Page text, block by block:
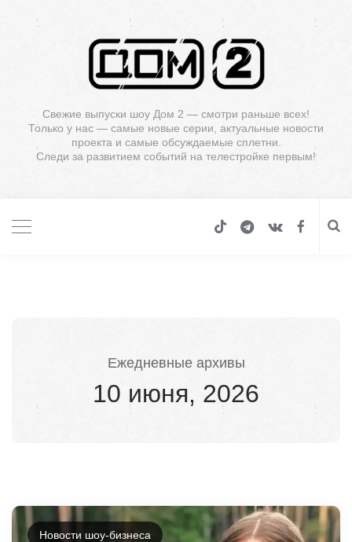
Свежие выпуски шоу Дом 2 — смотри раньше всех!
Только у нас — самые новые серии, актуальные новости
проекта и самые обсуждаемые сплетни.
Следи за развитием событий на телестройке первым!
Ежедневные архивы
10 июня, 2026
Новости шоу-бизнеса